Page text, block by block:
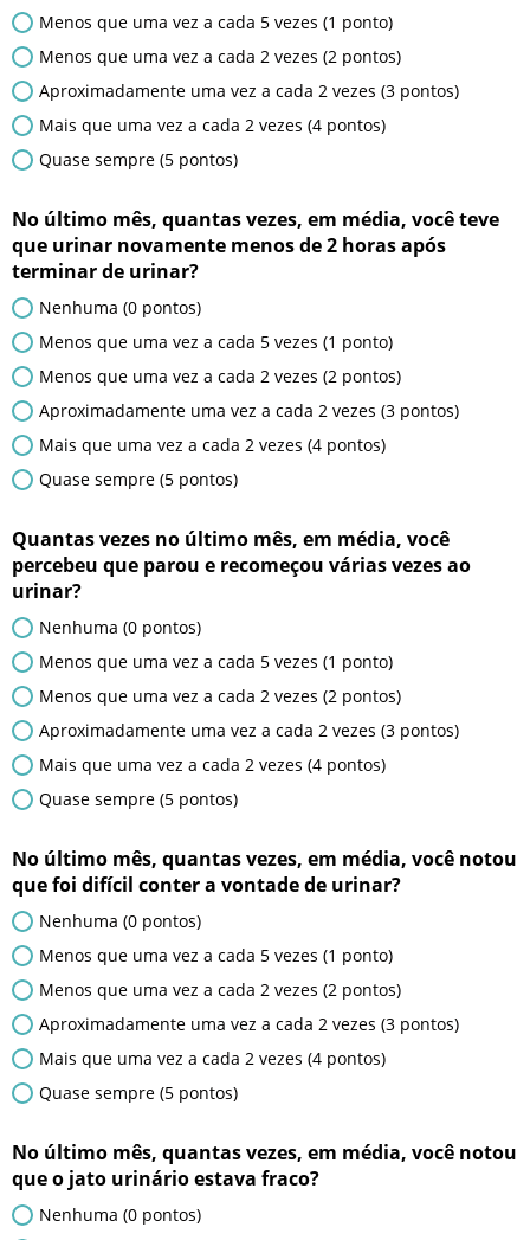
Menos que uma vez a cada 5 vezes (1 ponto)
Menos que uma vez a cada 2 vezes (2 pontos)
Aproximadamente uma vez a cada 2 vezes (3 pontos)
Mais que uma vez a cada 2 vezes (4 pontos)
Quase sempre (5 pontos)
No último mês, quantas vezes, em média, você teve
que urinar novamente menos de 2 horas após
terminar de urinar?
Nenhuma (0 pontos)
Menos que uma vez a cada 5 vezes (1 ponto)
Menos que uma vez a cada 2 vezes (2 pontos)
Aproximadamente uma vez a cada 2 vezes (3 pontos)
Mais que uma vez a cada 2 vezes (4 pontos)
Quase sempre (5 pontos)
Quantas vezes no último mês, em média, você
percebeu que parou e recomeçou várias vezes ao
urinar?
Nenhuma (0 pontos)
Menos que uma vez a cada 5 vezes (1 ponto)
Menos que uma vez a cada 2 vezes (2 pontos)
Aproximadamente uma vez a cada 2 vezes (3 pontos)
Mais que uma vez a cada 2 vezes (4 pontos)
Quase sempre (5 pontos)
No último mês, quantas vezes, em média, você notou
que foi difícil conter a vontade de urinar?
Nenhuma (0 pontos)
Menos que uma vez a cada 5 vezes (1 ponto)
Menos que uma vez a cada 2 vezes (2 pontos)
Aproximadamente uma vez a cada 2 vezes (3 pontos)
Mais que uma vez a cada 2 vezes (4 pontos)
Quase sempre (5 pontos)
No último mês, quantas vezes, em média, você notou
que o jato urinário estava fraco?
Nenhuma (0 pontos)